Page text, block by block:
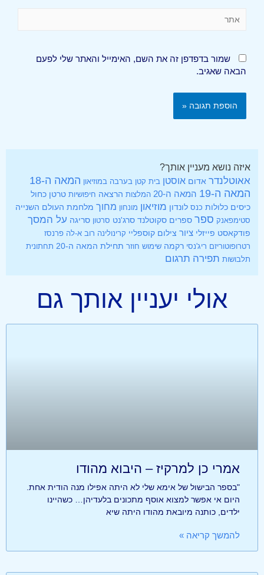
שמור בדפדפן זה את השם, האימייל והאתר שלי לפעם
הבאה שאגיב.
איזה נושא מעניין אותך?
אאוטלנדר אדום אוסטן בית קטן בערבה במוזיאון המאה ה-18
המאה ה-19
המאה ה-20 המלצות הרצאה חיפושיות טרטן כחול
כיסים כלולות כנס לונדון מוזיאון מונחון מחוך מלחמת העולם השנייה
סטימפאנק ספר ספרים סקוטלנד סרג'נט סרטון סריגה על המסך
פודקאסט פייזלי ציור צילום קוספליי קרינולינה רוב א-לה פרנסז
רטרופוטוריזם ריג'נסי רקמה שימוש חוזר תחילת המאה ה-20
תחתונית
תלבושות תפירה תרגום
אולי יעניין אותך גם
אמרי כן למרקיז – היבוא מהודו
"בספר הבישול של אימא שלי לא היתה אפילו מנה הודית אחת.
היום אי אפשר למצוא אוסף מתכונים בלעדיהן… כשהיינו
ילדים, כותנה מיובאת מהודו היתה שיא
להמשך קריאה »